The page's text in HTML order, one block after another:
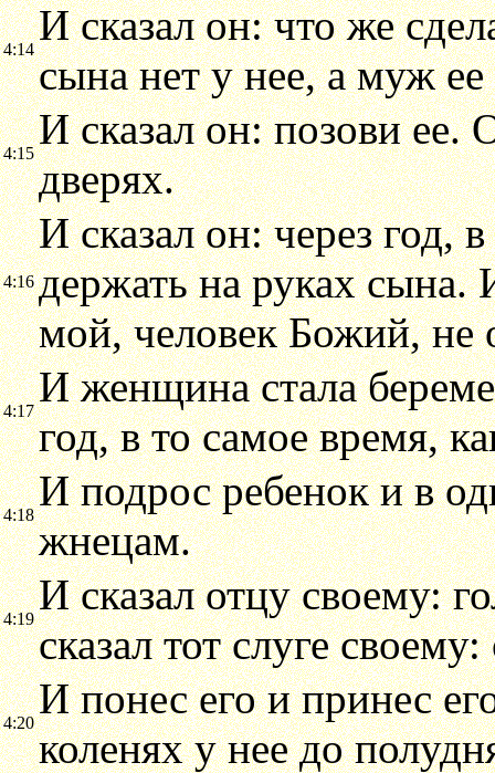
4:14
И сказал он: что же
сына нет у нее, а муж ее
4:15
И сказал он: позови ее.
дверях.
4:16
И сказал он: через год,
держать на руках сына.
мой, человек Божий, не
4:17
И женщина стала
год, в то самое время,
4:18
И подрос ребенок и в
жнецам.
4:19
И сказал отцу своему:
сказал тот слуге
4:20
И понес его и принес
коленях у нее до